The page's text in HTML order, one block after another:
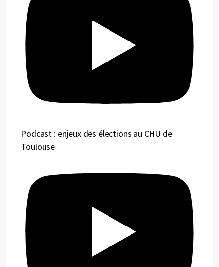
Podcast : enjeux des élections au CHU de
Toulouse